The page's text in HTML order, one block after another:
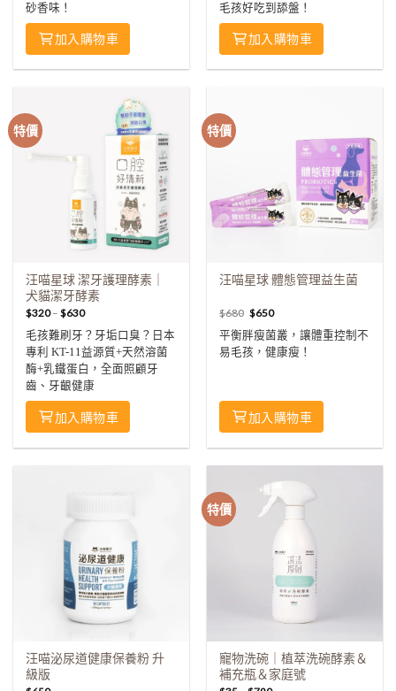
砂香味！
加入購物車
毛孩好吃到舔盤！
加入購物車
特價
汪喵星球 潔牙護理酵素｜
犬貓潔牙酵素
$320–$630
毛孩難刷牙？牙垢口臭？日本
專利 KT-11益源質+天然溶菌
酶+乳鐵蛋白，全面照顧牙
齒、牙齦健康
加入購物車
特價
汪喵星球 體態管理益生菌
$680 $650
平衡胖瘦菌叢，讓體重控制不
易毛孩，健康瘦！
加入購物車
汪喵泌尿道健康保養粉 升
級版
特價
寵物洗碗｜植萃洗碗酵素＆
補充瓶＆家庭號